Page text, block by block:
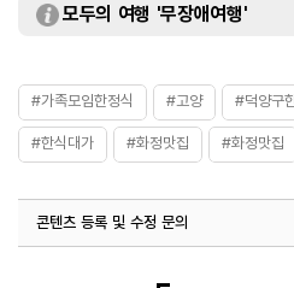
모두의 여행 '무장애여행'
#가족모임한정식 #고양 #덕양구
#한식대가 #화정맛집 #화정맛집
콘텐츠 등록 및 수정 문의